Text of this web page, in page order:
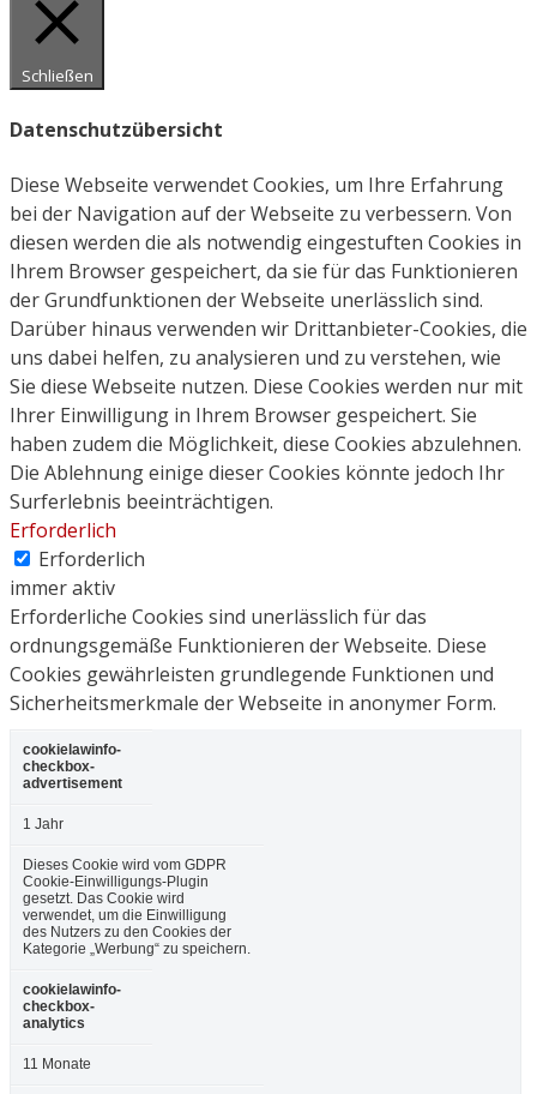
Schließen
Datenschutzübersicht
Diese Webseite verwendet Cookies, um Ihre Erfahrung
bei der Navigation auf der Webseite zu verbessern. Von
diesen werden die als notwendig eingestuften Cookies in
Ihrem Browser gespeichert, da sie für das Funktionieren
der Grundfunktionen der Webseite unerlässlich sind.
Darüber hinaus verwenden wir Drittanbieter-Cookies, die
uns dabei helfen, zu analysieren und zu verstehen, wie
Sie diese Webseite nutzen. Diese Cookies werden nur mit
Ihrer Einwilligung in Ihrem Browser gespeichert. Sie
haben zudem die Möglichkeit, diese Cookies abzulehnen.
Die Ablehnung einige dieser Cookies könnte jedoch Ihr
Surferlebnis beeinträchtigen.
Erforderlich
Erforderlich
immer aktiv
Erforderliche Cookies sind unerlässlich für das
ordnungsgemäße Funktionieren der Webseite. Diese
Cookies gewährleisten grundlegende Funktionen und
Sicherheitsmerkmale der Webseite in anonymer Form.
cookielawinfo-
checkbox-
advertisement
1 Jahr
Dieses Cookie wird vom GDPR
Cookie-Einwilligungs-Plugin
gesetzt. Das Cookie wird
verwendet, um die Einwilligung
des Nutzers zu den Cookies der
Kategorie „Werbung“ zu speichern.
cookielawinfo-
checkbox-
analytics
11 Monate